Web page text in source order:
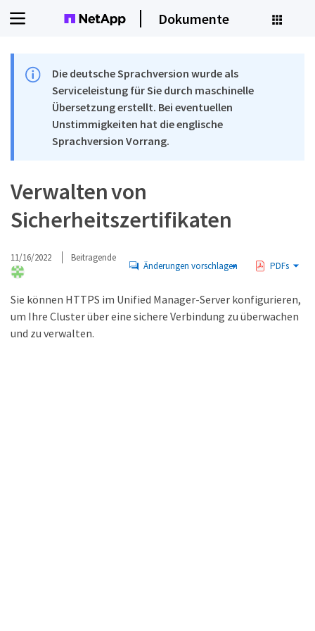
Dokumente
Die deutsche Sprachversion wurde als
Serviceleistung für Sie durch maschinelle
Übersetzung erstellt. Bei eventuellen
Unstimmigkeiten hat die englische
Sprachversion Vorrang.
Verwalten von
Sicherheitszertifikaten
11/16/2022 Beitragende
Änderungen vorschlagen PDFs
Sie können HTTPS im Unified Manager-Server konfigurieren,
um Ihre Cluster über eine sichere Verbindung zu überwachen
und zu verwalten.